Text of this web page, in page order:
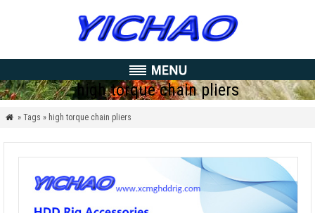
high torque chain pliers
 » Tags » high torque chain pliers